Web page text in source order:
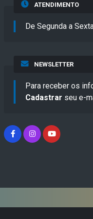
ATENDIMENTO
De Segunda a
NEWSLETTER
Para receber os
Cadastrar seu e-